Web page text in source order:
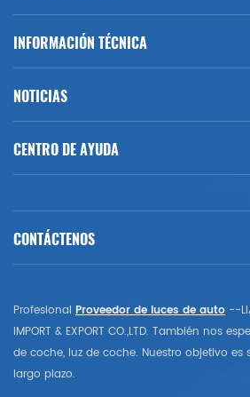
INFORMACIÓN TÉCNICA
NOTICIAS
CENTRO DE AYUDA
CONTÁCTENOS
Profesional Proveedor de luces de auto --
IMPORT & EXPORT CO.,LTD. También nos
de coche, luz de coche. Nuestro objetivo
largo plazo.